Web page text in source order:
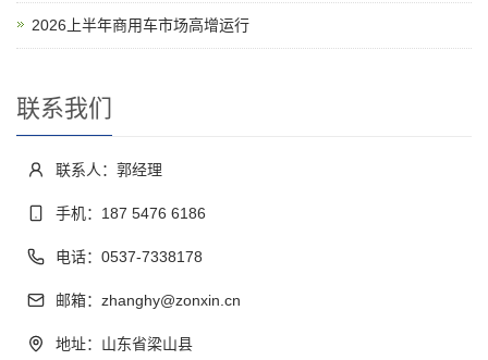
2026上半年商用车市场高增运行
联系我们
联系人：郭经理
手机：187 5476 6186
电话：0537-7338178
邮箱：zhanghy@zonxin.cn
地址：山东省梁山县